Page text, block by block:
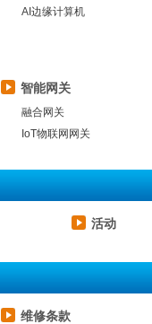
AI边缘计算机
智能网关
融合网关
IoT物联网网关
活动
维修条款